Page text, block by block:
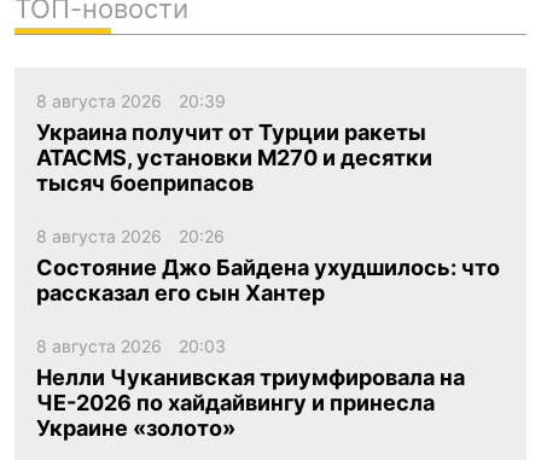
ТОП-новости
8 августа 2026 20:39
Украина получит от Турции ракеты
ATACMS, установки M270 и десятки
тысяч боеприпасов
8 августа 2026 20:26
Состояние Джо Байдена ухудшилось: что
рассказал его сын Хантер
8 августа 2026 20:03
Нелли Чуканивская триумфировала на
ЧЕ-2026 по хайдайвингу и принесла
Украине «золото»